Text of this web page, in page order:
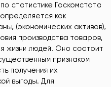
статистике Госкомстата
как
(экономических активов),
производства товаров,
жизни людей. Оно состоит
признаком
получения их
выгоды. Для